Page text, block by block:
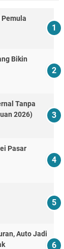
Bikin
Tanpa
2026)
Pasar
Auto Jadi